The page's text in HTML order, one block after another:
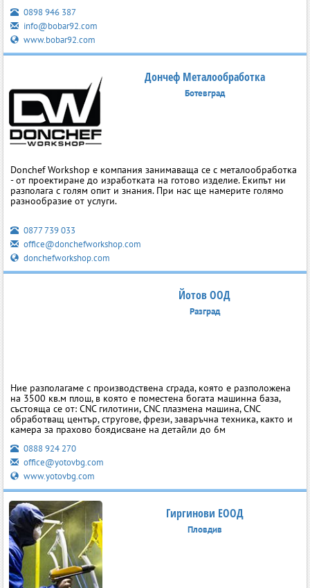
0898 946 387
info@bobar92.com
www.bobar92.com
Дончеф Металообработка
Ботевград
Donchef Workshop е компания занимаваща се с металообработка
- от проектиране до изработката на готово изделие. Екипът ни
разполага с голям опит и знания. При нас ще намерите голямо
разнообразие от услуги.
0877 739 033
office@donchefworkshop.com
donchefworkshop.com
Йотов ООД
Разград
Ние разполагаме с производствена сграда, която е разположена
на 3500 кв.м плош, в която е поместена богата машинна база,
състояща се от: CNC гилотини, CNC плазмена машина, CNC
обработващ център, стругове, фрези, заваръчна техника, както и
камера за прахово боядисване на детайли до 6м
0888 924 270
office@yotovbg.com
www.yotovbg.com
Гиргинови ЕООД
Пловдив